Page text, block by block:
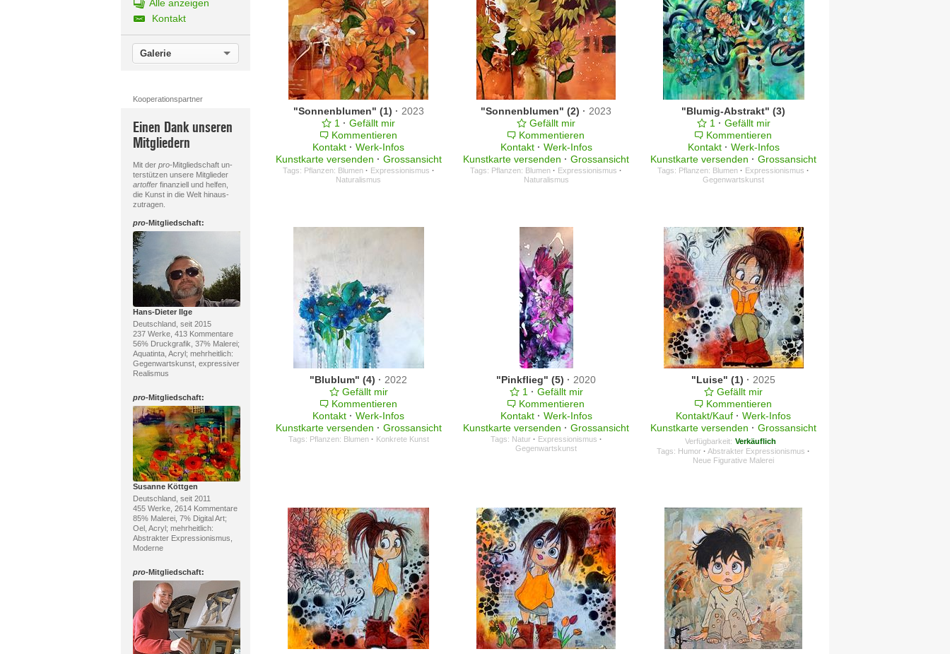
Alle anzeigen
Kontakt
Galerie
Kooperationspartner
Einen Dank unseren
Mitgliedern
Mit der pro-Mitgliedschaft un-
terstützen unsere Mitglieder
artofferfinanziell und helfen,
die Kunst in die Welt hinaus-
zutragen.
pro-Mitgliedschaft:
Hans-Dieter Ilge
Deutschland, seit 2015
237 Werke, 413 Kommentare
56% Druckgrafik, 37% Malerei;
Aquatinta, Acryl; mehrheitlich:
Gegenwartskunst, expressiver
Realismus
pro-Mitgliedschaft:
Susanne Köttgen
Deutschland, seit 2011
455 Werke, 2614 Kommentare
85% Malerei, 7% Digital Art;
Oel, Acryl; mehrheitlich:
Abstrakter Expressionismus,
Moderne
pro-Mitgliedschaft:
"Sonnenblumen" (1) · 2023
1 · Gefällt mir
Kommentieren
Kontakt · Werk-Infos
Kunstkarte versenden · Grossansicht
Tags: Pflanzen: Blumen · Expressionismus ·
Naturalismus
"Sonnenblumen" (2) · 2023
Gefällt mir
Kommentieren
Kontakt · Werk-Infos
Kunstkarte versenden · Grossansicht
Tags: Pflanzen: Blumen · Expressionismus ·
Naturalismus
"Blumig-Abstrakt" (3)
1 · Gefällt mir
Kommentieren
Kontakt · Werk-Infos
Kunstkarte versenden · Grossansicht
Tags: Pflanzen: Blumen · Expressionismus ·
Gegenwartskunst
"Blublum" (4) · 2022
Gefällt mir
Kommentieren
Kontakt · Werk-Infos
Kunstkarte versenden · Grossansicht
Tags: Pflanzen: Blumen · Konkrete Kunst
"Pinkflieg" (5) · 2020
1 · Gefällt mir
Kommentieren
Kontakt · Werk-Infos
Kunstkarte versenden · Grossansicht
Tags: Natur · Expressionismus ·
Gegenwartskunst
"Luise" (1) · 2025
Gefällt mir
Kommentieren
Kontakt/Kauf · Werk-Infos
Kunstkarte versenden · Grossansicht
Verfügbarkeit: Verkäuflich
Tags: Humor · Abstrakter Expressionismus ·
Neue Figurative Malerei